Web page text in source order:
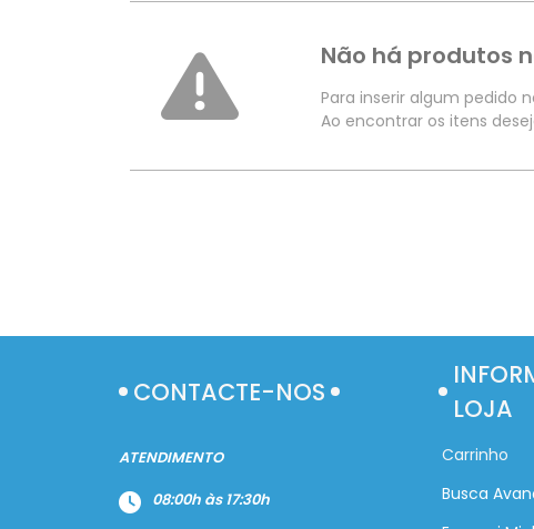
Não há produtos
Para inserir algum pedido
Ao encontrar os itens
CONTACTE-NOS
ATENDIMENTO
08:00h às 17:30h
LOJA
Carrinho
Busca